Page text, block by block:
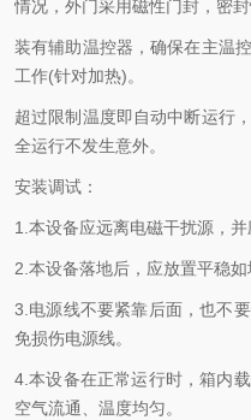
情况，外门采用磁性门封，密封
装有辅助温控器，确保在主温
工作(针对加热)。
超过限制温度即自动中断运行
全运行不发生意外。
安装调试：
1.本设备应远离电磁干扰源，
2.本设备落地后，应放置平稳
3.电源线不要紧靠后面，也不
免损伤电源线。
4.本设备在正常运行时，箱内
空气流通、温度均匀。